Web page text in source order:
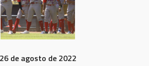
26 de agosto de 2022